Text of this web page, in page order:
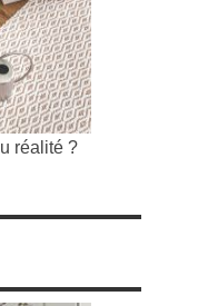
réalité ?